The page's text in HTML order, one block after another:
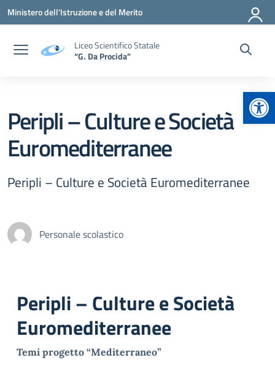
Vai ai contenuti
Vai al menu di navigazione
Vai al footer
Ministero dell'Istruzione e del Merito
Liceo Scientifico Statale
“G. Da Procida”
Peripli – Culture e Società
Euromediterranee
Peripli – Culture e Società Euromediterranee
Personale scolastico
Peripli – Culture e Società
Euromediterranee
Temi progetto “Mediterraneo”